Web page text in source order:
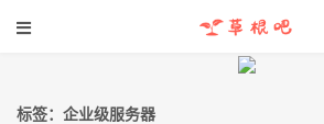
标签：企业级服务器